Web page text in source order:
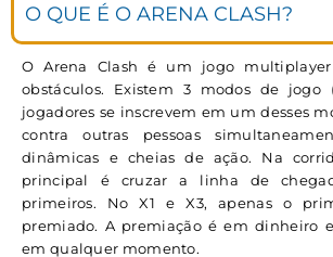
O QUE É O ARENA CLASH?
O Arena Clash é um jogo
obstáculos. Existem 3 modos de jogo
jogadores se inscrevem em um desses
contra outras pessoas
dinâmicas e cheias de ação. Na
principal é cruzar a linha de
primeiros. No X1 e X3, apenas o
premiado. A premiação é em dinheiro
em qualquer momento.